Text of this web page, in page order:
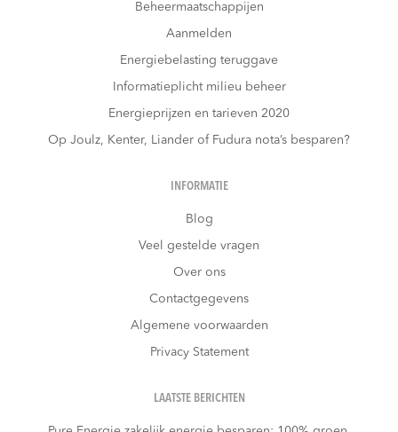
Beheermaatschappijen
Aanmelden
Energiebelasting teruggave
Informatieplicht milieu beheer
Energieprijzen en tarieven 2020
Op Joulz, Kenter, Liander of Fudura nota’s besparen?
INFORMATIE
Blog
Veel gestelde vragen
Over ons
Contactgegevens
Algemene voorwaarden
Privacy Statement
LAATSTE BERICHTEN